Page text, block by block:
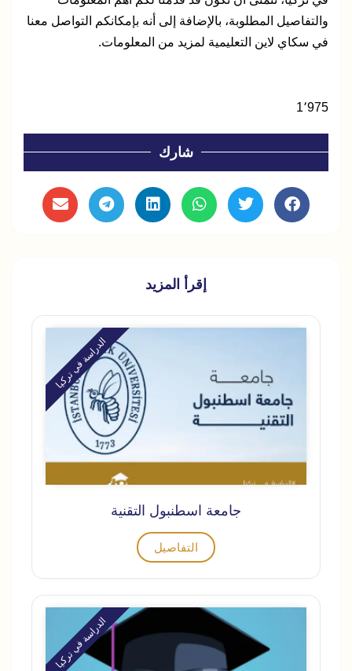
والتفاصيل المطلوبة، بالإضافة إلى أنه بإمكانكم التواصل معنا
في سكاي لاين التعليمية لمزيد من المعلومات.
1٬975
شارك
إقرأ المزيد
الدراسة في تركيا
جامعة اسطنبول التقنية
التفاصيل
الدراسة في تركيا